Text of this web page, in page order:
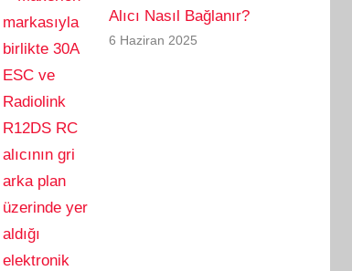
Alıcı Nasıl Bağlanır?
6 Haziran 2025